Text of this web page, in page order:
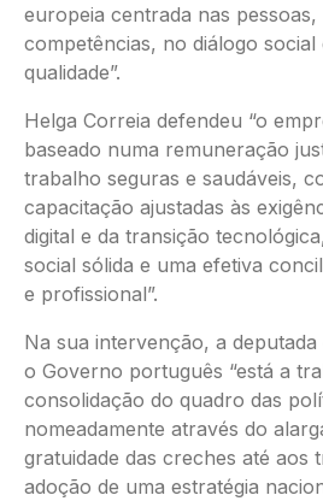
europeia centrada nas pessoas,
competências, no diálogo
qualidade”.
Helga Correia defendeu “o
baseado numa remuneração
trabalho seguras e saudáveis,
capacitação ajustadas às
digital e da transição
social sólida e uma efetiva
e profissional”.
Na sua intervenção, a
o Governo português “está a
consolidação do quadro das
nomeadamente através do
gratuidade das creches até aos
adoção de uma estratégia